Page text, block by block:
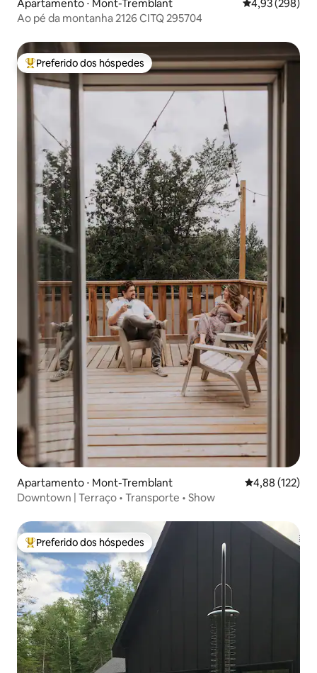
Apartamento ⋅ Mont-Tremblant 4,93 de uma
4,93 (298)
Ao pé da montanha 2126 CITQ 295704
Entre os melhores preferidos dos hóspedes
Preferido dos hóspedes
Apartamento ⋅ Mont-Tremblant 4,88 de uma
4,88 (122)
Downtown | Terraço • Transporte • Show
Entre os melhores preferidos dos hóspedes
Preferido dos hóspedes